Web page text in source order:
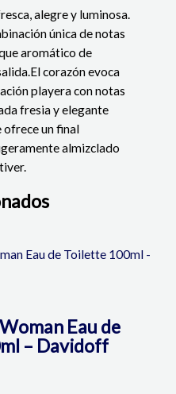
alegre y luminosa.
única de notas
aromático de
El corazón evoca
playera con notas
fresia y elegante
ofrece un final
almizclado
Eau de
– Davidoff